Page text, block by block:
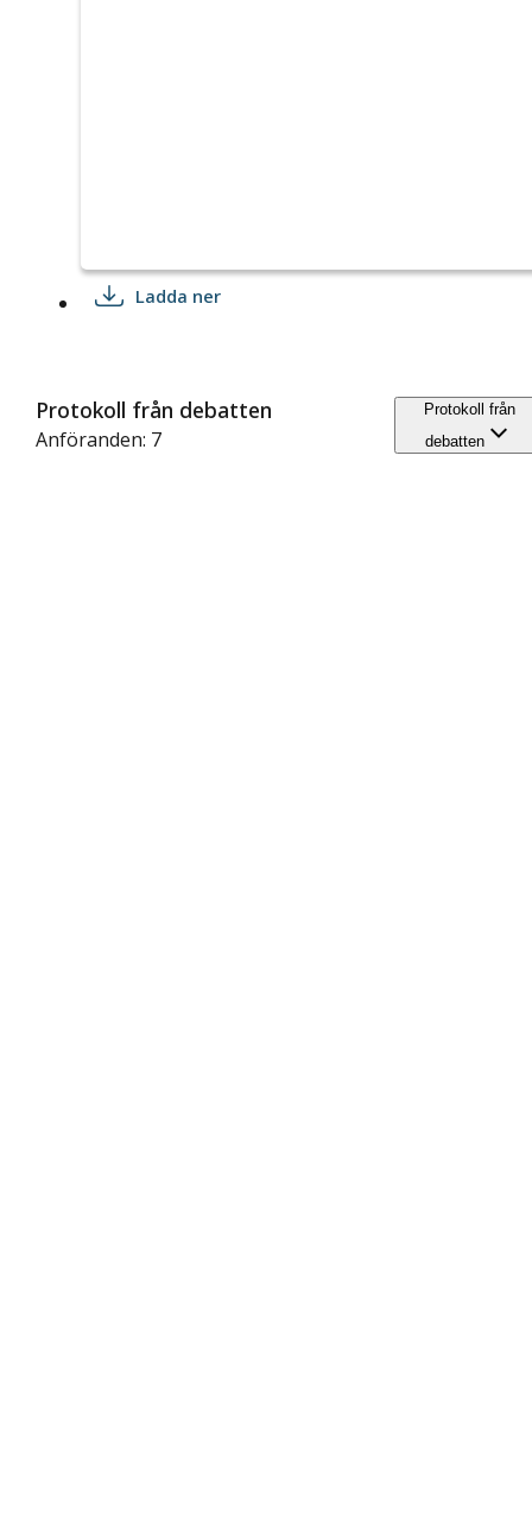
Ladda ner
Protokoll från debatten
Anföranden: 7
Protokoll från
debatten